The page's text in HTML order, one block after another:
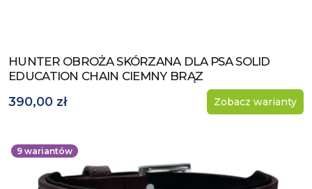
Zobacz produkt
HUNTER OBROŻA SKÓRZANA DLA PSA SOLID
EDUCATION CHAIN CIEMNY BRĄZ
390,00 zł Zobacz warianty
9 wariantów